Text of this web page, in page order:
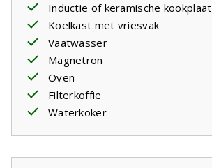
Inductie of keramische kookplaat
Koelkast met vriesvak
Vaatwasser
Magnetron
Oven
Filterkoffie
Waterkoker